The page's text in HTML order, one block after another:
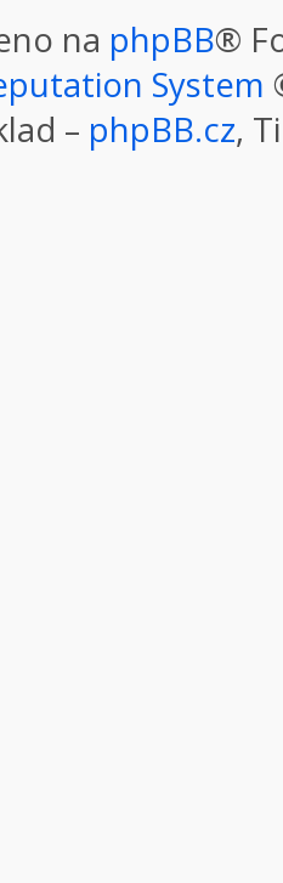
na phpBB®
System
– phpBB.cz,